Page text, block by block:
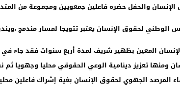
والحفل حضره فاعلين جمعويين ومجموعة من
لحقوق الإنسان يعتبر تتويجا لمسار مندمج
المعين بظهير شريف لمدة أربع سنوات فقد جاء
ومنها تعزيز دينامية الوعي الحقوقي محليا وجهويا
المرصد الجهوي لحقوق الإنسان بغية إشراك فاعلين